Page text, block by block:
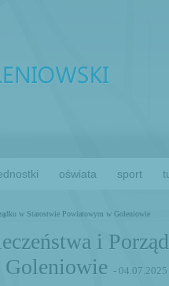
oświata sport
w Starostwie Powiatowym w Goleniowie
i
- 04.07.2025